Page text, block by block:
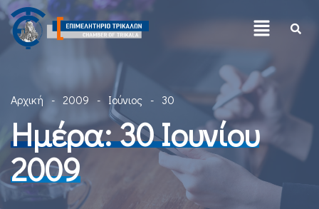
Αρχική 2009 Ιούνιος 30
Ημέρα:30 Ιουνίου
2009